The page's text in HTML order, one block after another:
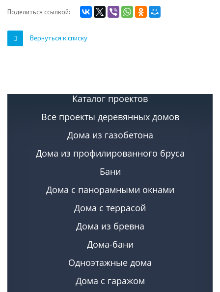
Поделиться ссылкой:
Вернуться к списку
Каталог проектов
Все проекты деревянных домов
Дома из газобетона
Дома из профилированного бруса
Бани
Дома с панорамными окнами
Дома с террасой
Дома из бревна
Дома-бани
Одноэтажные дома
Дома с гаражом